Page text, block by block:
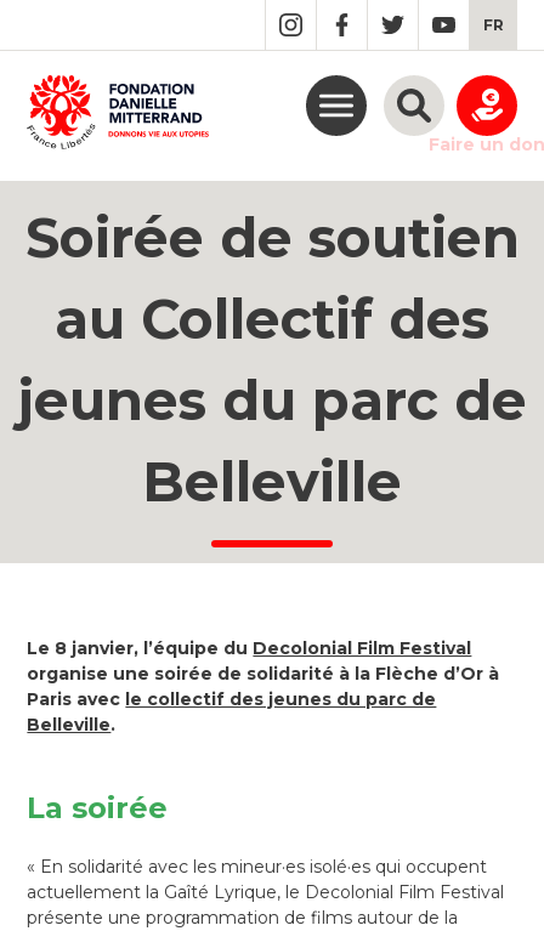
MAIN
CONTENT
FR
Faire un don
Soirée de soutien
au Collectif des
jeunes du parc de
Belleville
Le 8 janvier, l’équipe du Decolonial Film Festival
organise une soirée de solidarité à la Flèche d’Or à
Paris avec le collectif des jeunes du parc de
Belleville.
La soirée
« En solidarité avec les mineur·es isolé·es qui occupent
actuellement la Gaîté Lyrique, le Decolonial Film Festival
présente une programmation de films autour de la